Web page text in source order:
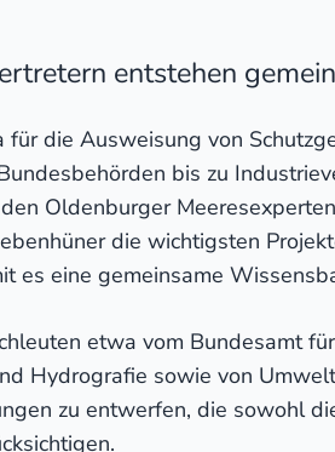
entstehen
die Ausweisung von
bis zu
Oldenburger
die wichtigsten
es eine gemeinsame
etwa vom Bundesamt
Hydrografie sowie von
zu entwerfen, die sowohl